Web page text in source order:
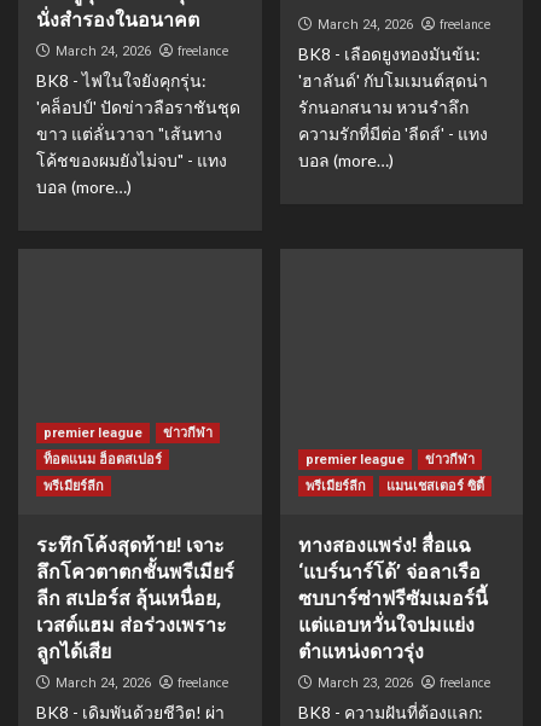
นั่งสำรองในอนาคต
March 24, 2026 freelance
BK8 - ไฟในใจยังคุกรุ่น:
'คล็อปป์' ปัดข่าวลือราชันชุด
ขาว แต่ลั่นวาจา "เส้นทาง
โค้ชของผมยังไม่จบ" - แทง
บอล (more…)
March 24, 2026 freelance
BK8 - เลือดยูงทองมันข้น:
'ฮาลันด์' กับโมเมนต์สุดน่า
รักนอกสนาม หวนรำลึก
ความรักที่มีต่อ 'ลีดส์' - แทง
บอล (more…)
premier league
ข่าวกีฬา
ท็อตแนม ฮ็อตสเปอร์
พรีเมียร์ลีก
ระทึกโค้งสุดท้าย! เจาะ
ลึกโควตาตกชั้นพรีเมียร์
ลีก สเปอร์ส ลุ้นเหนื่อย,
เวสต์แฮม ส่อร่วงเพราะ
ลูกได้เสีย
March 24, 2026 freelance
BK8 - เดิมพันด้วยชีวิต! ผ่า
premier league
ข่าวกีฬา
พรีเมียร์ลีก
แมนเชสเตอร์ ซิตี้
ทางสองแพร่ง! สื่อแฉ
‘แบร์นาร์โด้’ จ่อลาเรือ
ซบบาร์ซ่าฟรีซัมเมอร์นี้
แต่แอบหวั่นใจปมแย่ง
ตำแหน่งดาวรุ่ง
March 23, 2026 freelance
BK8 - ความฝันที่ต้องแลก: